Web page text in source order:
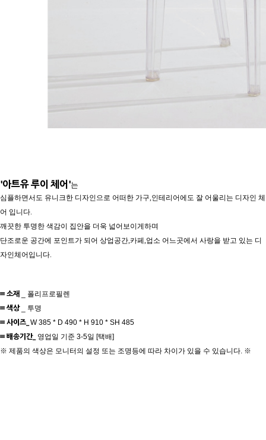
'아트유 루이 체어'는
심플하면서도 유니크한 디자인으로 어떠한 가구,인테리어에도 잘 어울리는 디자인 체
어 입니다.
깨끗한 투명한 색감이 집안을 더욱 넓어보이게하며
단조로운 공간에 포인트가 되어 상업공간,카페,업소 어느곳에서 사랑을 받고 있는 디
자인체어입니다.
≡ 소재 _ 폴리프로필렌
≡ 색상_ 투명
≡ 사이즈 W 385 * D 490 * H 910 * SH 485
≡ 배송기간_ 영업일 기준 3-5일 [택배]
※ 제품의 색상은 모니터의 설정 또는 조명등에 따라 차이가 있을 수 있습니다. ※